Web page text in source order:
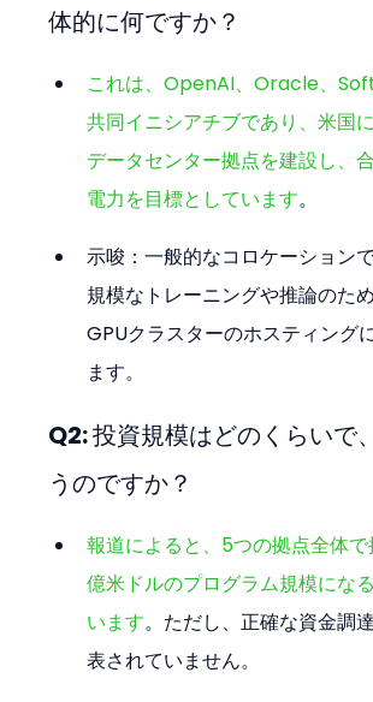
体的に何ですか？
これは、OpenAI、Oracle、
共同イニシアチブであり、米国
データセンター拠点を建設し、
電力を目標としています。
示唆：一般的なコロケーション
規模なトレーニングや推論のた
GPUクラスターのホスティング
ます。
Q2: 投資規模はどのくらいで
うのですか？
報道によると、5つの拠点全体
億米ドルのプログラム規模にな
います。ただし、正確な資金調
表されていません。